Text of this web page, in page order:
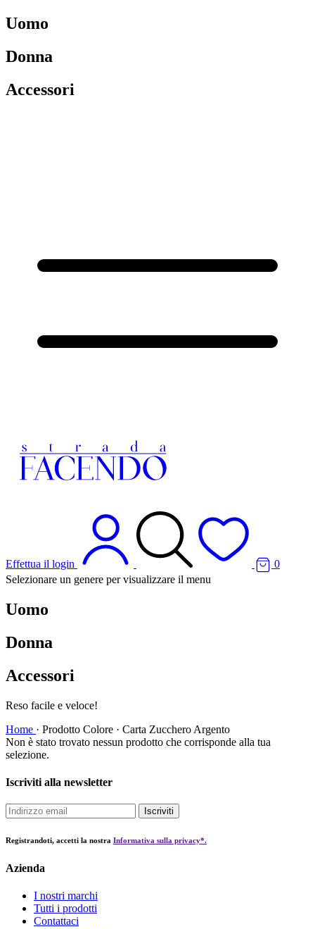
Uomo
Donna
Accessori
Effettua il login
0
Selezionare un genere per visualizzare il menu
Uomo
Donna
Accessori
Reso facile e veloce!
Home · Prodotto Colore · Carta Zucchero Argento
Non è stato trovato nessun prodotto che corrisponde alla tua
selezione.
Iscriviti alla newsletter
Iscriviti
Registrandoti, accetti la nostra Informativa sulla privacy*.
Azienda
I nostri marchi
Tutti i prodotti
Contattaci